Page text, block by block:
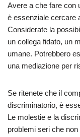
Avere a che fare con
è essenziale cercare
Considerate la
un collega fidato, un
umane. Potrebbero
una mediazione per
Se ritenete che il
discriminatorio, è
Le molestie e la
problemi seri che